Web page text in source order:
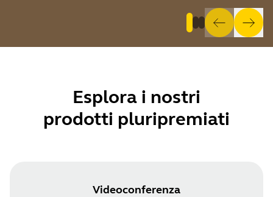
Esplora i nostri
prodotti pluripremiati
Videoconferenza